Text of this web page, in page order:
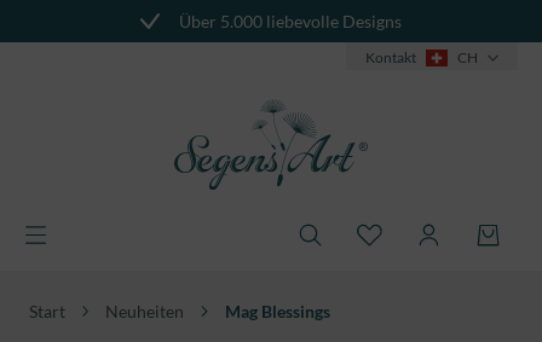
Über 5.000 liebevolle Designs
Kontakt CH
Start Neuheiten Mag Blessings